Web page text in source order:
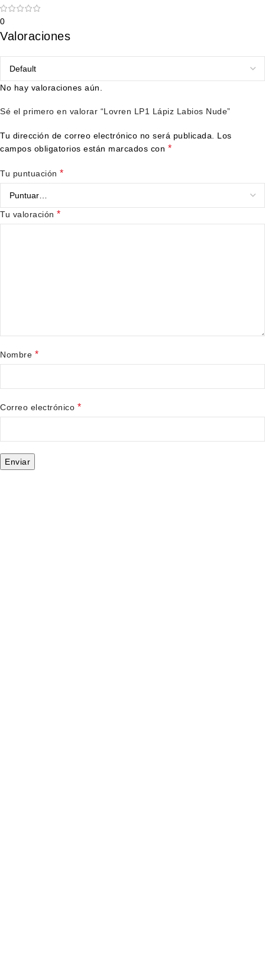
0
Valoraciones
No hay valoraciones aún.
Sé el primero en valorar “Lovren LP1 Lápiz Labios Nude”
Tu dirección de correo electrónico no será publicada.
Los
campos obligatorios están marcados con *
Tu puntuación *
Tu valoración *
Nombre *
Correo electrónico *